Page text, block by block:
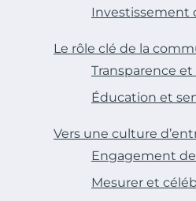
Investissement
Le rôle clé de la
Transparence
Éducation et
Vers une culture
Engagement
Mesurer et